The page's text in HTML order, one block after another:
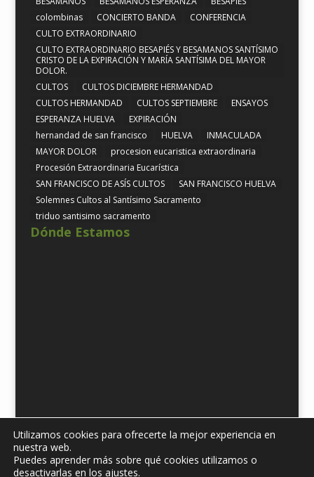
colombinas
CONCIERTO BANDA
CONFERENCIA
CULTO EXTRAORDINARIO
CULTO EXTRAORDINARIO BESAPIÉS Y BESAMANOS SANTÍSIMO
CRISTO DE LA EXPIRACIÓN Y MARÍA SANTÍSIMA DEL MAYOR
DOLOR.
CULTOS
CULTOS DICIEMBRE HERMANDAD
CULTOS HERMANDAD
CULTOS SEPTIEMBRE
ENSAYOS
ESPERANZA HUELVA
EXPIRACIÓN
hernandad de san francisco
HUELVA
INMACULADA
MAYOR DOLOR
procesion eucaristica extraordinaria
Procesión Extraordinaria Eucarística
SAN FRANCISCO DE ASÍS CULTOS
SAN FRANCISCO HUELVA
Solemnes Cultos al Santísimo Sacramento
triduo santisimo sacramento
Dónde Estamos
Diseñado poriNova Cloud. 2019 © Todos los derechos
Utilizamos cookies para ofrecerte la mejor experiencia en
nuestra web.
Puedes aprender más sobre qué cookies utilizamos o
desactivarlas en los ajustes.